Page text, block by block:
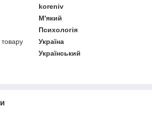
koreniv
М'який
Психологія
Україна
Український